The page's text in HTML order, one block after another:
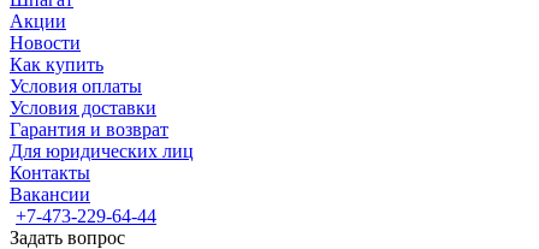
Акции
Новости
Как купить
Условия оплаты
Условия доставки
Гарантия и возврат
Для юридических лиц
Контакты
Вакансии
+7-473-229-64-44
Задать вопрос